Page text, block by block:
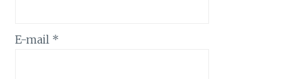
E-mail *